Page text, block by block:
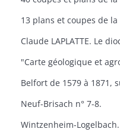
13 plans et coupes de
Belfort de 1579 à 1871,
Neuf-Brisach n° 7-8.